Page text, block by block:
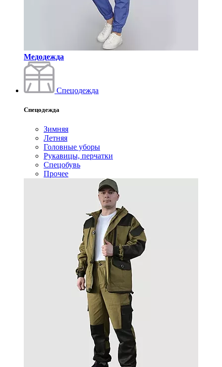
Медодежда
Спецодежда
Спецодежда
Зимняя
Летняя
Головные уборы
Рукавицы, перчатки
Спецобувь
Прочее